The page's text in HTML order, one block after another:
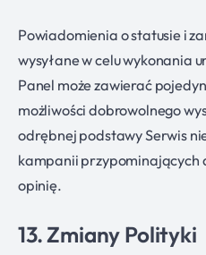
Powiadomienia o statusie i
wysyłane w celu wykonania
Panel może zawierać
możliwości dobrowolnego
odrębnej podstawy Serwis
kampanii przypominających
opinię.
13. Zmiany Polityki